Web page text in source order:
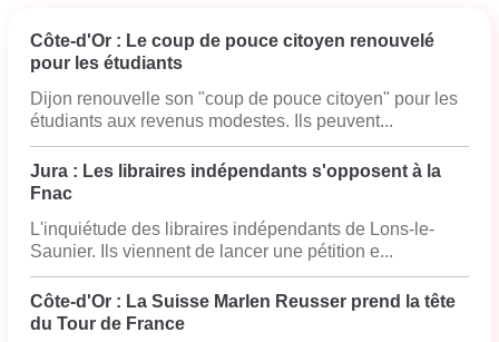
Côte-d'Or : Le coup de pouce citoyen renouvelé
pour les étudiants
Dijon renouvelle son "coup de pouce citoyen" pour les
étudiants aux revenus modestes. Ils peuvent...
Jura : Les libraires indépendants s'opposent à la
Fnac
L'inquiétude des libraires indépendants de Lons-le-
Saunier. Ils viennent de lancer une pétition e...
Côte-d'Or : La Suisse Marlen Reusser prend la tête
du Tour de France